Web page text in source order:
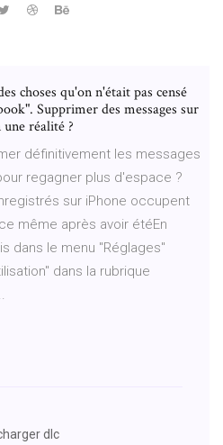
choses qu'on n'était pas censé
Supprimer des messages sur
réalité ?
définitivement les messages
regagner plus d'espace ?
sur iPhone occupent
même après avoir étéEn
dans le menu "Réglages"
dans la rubrique
dlc